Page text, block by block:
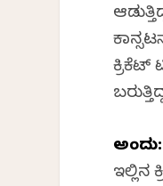
ಕ್ರಿಕೆಟ್
ಅಂದು:
ಇಲ್ಲಿನ